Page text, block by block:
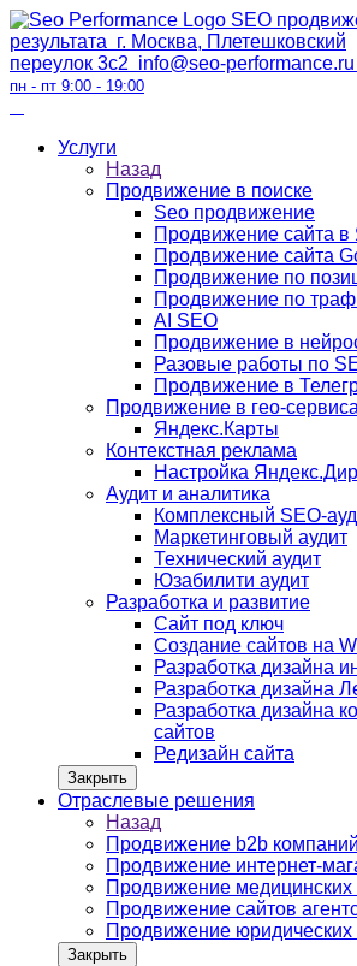
SEO
результата г. Москва, Плетешковский
переулок 3с2 info@seo-performance.ru
пн - пт 9:00 - 19:00
Услуги
Назад
Продвижение в поиске
Seo продвижение
Продвижение сайта в
Продвижение сайта
Продвижение по
Продвижение по
AI SEO
Продвижение в
Разовые работы по
Продвижение в
Продвижение в гео-
Яндекс.Карты
Контекстная реклама
Настройка
Аудит и аналитика
Комплексный SEO-
Маркетинговый аудит
Технический аудит
Юзабилити аудит
Разработка и развитие
Сайт под ключ
Создание сайтов на
Разработка дизайна
Разработка дизайна
Разработка дизайна
сайтов
Редизайн сайта
Закрыть
Отраслевые решения
Назад
Продвижение b2b компаний
Продвижение интернет-
Продвижение медицинских
Продвижение сайтов
Продвижение юридических
Закрыть